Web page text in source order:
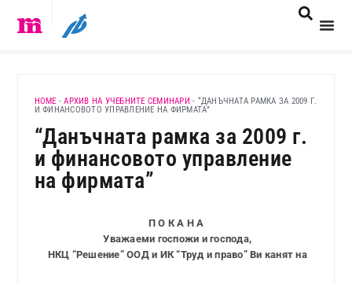
HOME -АРХИВ НА УЧЕБНИТЕ СЕМИНАРИ - “ДАНЪЧНАТА РАМКА ЗА 2009 Г.
И ФИНАНСОВОТО УПРАВЛЕНИЕ НА ФИРМАТА”
“Данъчната рамка за 2009 г.
и финансовото управление
на фирмата”
П О К А Н А
Уважаеми госпожи и господа,
НКЦ “Решение” ООД и ИК “Труд и право” Ви канят на